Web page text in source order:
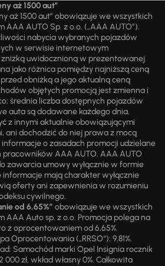
aż 1500 aut”
aż 1500 aut” obowiązuje we wszystkich
AUTO Sp. z o.o. („AAA AUTO”).
nabycia wybranych pojazdów
w serwisie internetowym
uwidocznioną w prezentowanej
jako różnica pomiędzy najniższą ceną
obniżką a jego aktualną ceną
objętych promocją jest zmienna i
średnia liczba dostępnych pojazdów
auta są dodawane każdego dnia.
z innymi aktualnie obowiązującymi
ani dochodzić do niej prawa z mocą
o zasadach promocji udzielane
AAA AUTO. AAA AUTO
zawarcia umowy wyłącznie w formie
mają charakter wyłącznie
oferty ani zapewnienia w rozumieniu
cywilnego.
od 6,65%” obowiązuje we wszystkich
AAA Auto sp. z o.o. Promocja polega na
z oprocentowaniem od 6,65%.
Oprocentowania („RRSO“): 9,81%.
Samochód marki Opel Insignia rocznik
zł, wkład własny 0%. Całkowita